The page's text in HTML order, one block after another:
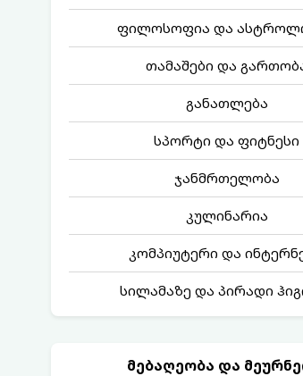
ფილოსოფია და
თამაშები და
განათლება
სპორტი და ფიტნესი
ჯანმრთელობა
კულინარია
კომპიუტერი და
სილამაზე და პირადი
მებაღეობა და